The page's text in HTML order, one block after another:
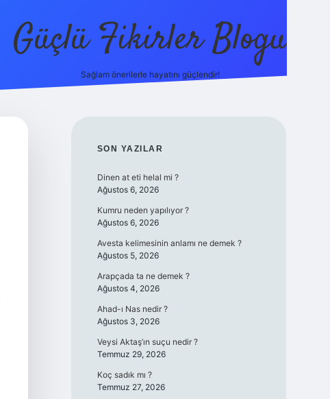
Güçlü Fikirler Blogu
Sağlam önerilerle hayatını güçlendir!
SIDEBAR
SON YAZILAR
Dinen at eti helal mi ?
Ağustos 6, 2026
Kumru neden yapılıyor ?
Ağustos 6, 2026
Avesta kelimesinin anlamı ne demek ?
Ağustos 5, 2026
Arapçada ta ne demek ?
Ağustos 4, 2026
Ahad-ı Nas nedir ?
Ağustos 3, 2026
Veysi Aktaş’ın suçu nedir ?
Temmuz 29, 2026
Koç sadık mı ?
Temmuz 27, 2026